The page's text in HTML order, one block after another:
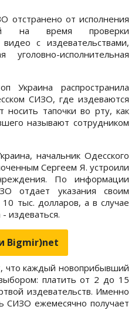
отстранено от исполнения
на время проверки
с издевательствами,
уголовно-исполнительная
Украина распространила
СИЗО, где издеваются
тапочки во рту, как
называют сотрудником
начальник Одесского
Сергеем Я. устроили
По информации
отдает указания своим
тыс. долларов, а в случае
издеваться.
Bigmir)net
что каждый новоприбывший
платить от 2 до 15
издевательств. Именно
СИЗО ежемесячно получает